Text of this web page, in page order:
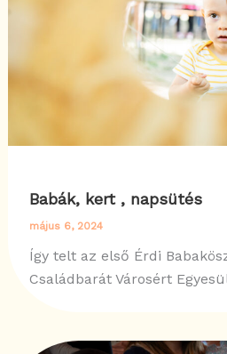
Babák, kert , napsütés
május 6, 2024
Így telt az első Érdi
Családbarát Városért